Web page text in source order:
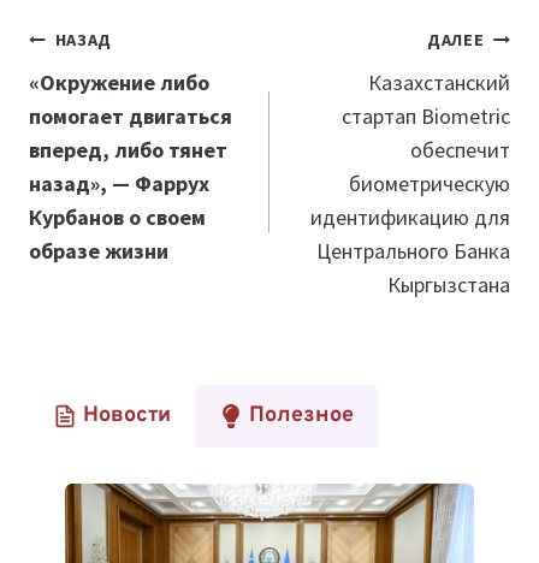
Навигация
по
записям
НАЗАД
«Окружение либо
помогает двигаться
вперед, либо тянет
назад», — Фаррух
Курбанов о своем
образе жизни
ДАЛЕЕ
Казахстанский
стартап Biometric
обеспечит
биометрическую
идентификацию для
Центрального Банка
Кыргызстана
Новости Полезное